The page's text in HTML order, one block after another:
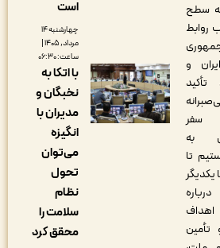
چهارشنبه ۱۴
مرداد, ۱۴۰۵ |
با اتکا به
نخبگان و
مدیران با
می‌توان
سلامت را
محقق کرد